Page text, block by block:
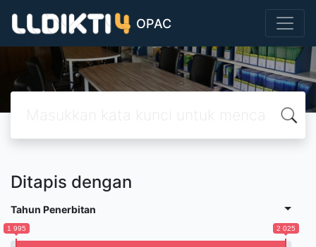
OPAC
Ditapis dengan
Tahun Penerbitan
1 995 2 025